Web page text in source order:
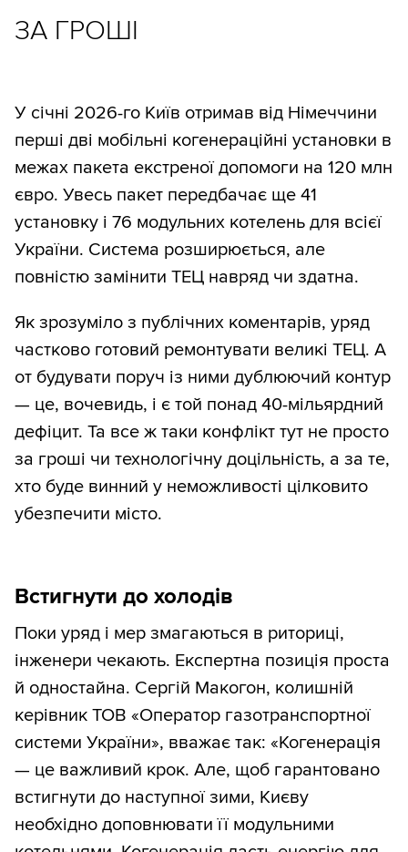
ЗА ГРОШІ
У січні 2026-го Київ отримав від Німеччини
перші дві мобільні когенераційні установки в
межах пакета екстреної допомоги на 120 млн
євро. Увесь пакет передбачає ще 41
установку і 76 модульних котелень для всієї
України. Система розширюється, але
повністю замінити ТЕЦ навряд чи здатна.
Як зрозуміло з публічних коментарів, уряд
частково готовий ремонтувати великі ТЕЦ. А
от будувати поруч із ними дублюючий контур
— це, вочевидь, і є той понад 40-мільярдний
дефіцит. Та все ж таки конфлікт тут не просто
за гроші чи технологічну доцільність, а за те,
хто буде винний у неможливості цілковито
убезпечити місто.
Встигнути до холодів
Поки уряд і мер змагаються в риториці,
інженери чекають. Експертна позиція проста
й одностайна. Сергій Макогон, колишній
керівник ТОВ «Оператор газотранспортної
системи України», вважає так: «Когенерація
— це важливий крок. Але, щоб гарантовано
встигнути до наступної зими, Києву
необхідно доповнювати її модульними